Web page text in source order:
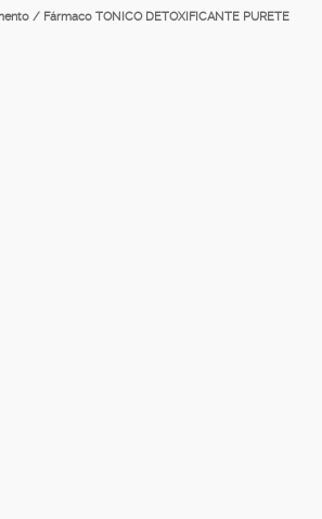
/ Fármaco TONICO DETOXIFICANTE PURETE